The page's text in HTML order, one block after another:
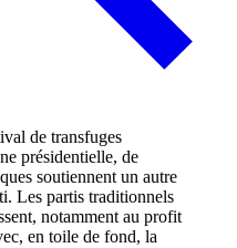
présidentielle, de
soutiennent un autre
Les partis traditionnels
notamment au profit
en toile de fond, la